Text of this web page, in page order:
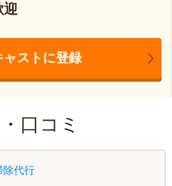
迎
ャストに登録
口コミ
除代行